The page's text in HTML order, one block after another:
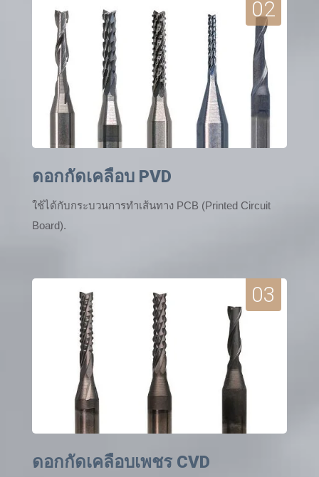
02
ดอกกัดเคลือบ PVD
ใช้ได้กับกระบวนการทำเส้นทาง PCB (Printed Circuit
Board).
03
ดอกกัดเคลือบเพชร CVD